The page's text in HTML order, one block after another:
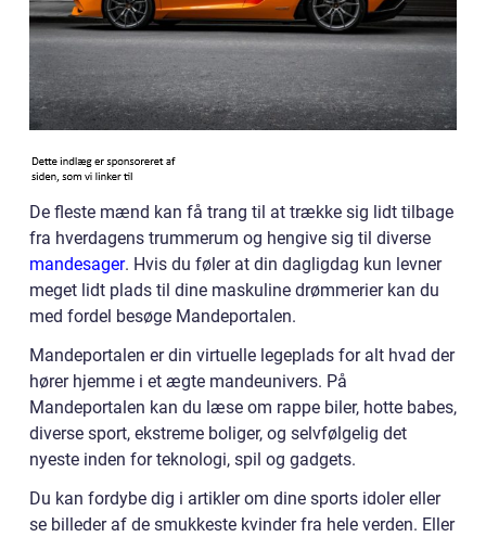
De fleste mænd kan få trang til at trække sig lidt tilbage
fra hverdagens trummerum og hengive sig til diverse
mandesager. Hvis du føler at din dagligdag kun levner
meget lidt plads til dine maskuline drømmerier kan du
med fordel besøge Mandeportalen.
Mandeportalen er din virtuelle legeplads for alt hvad der
hører hjemme i et ægte mandeunivers. På
Mandeportalen kan du læse om rappe biler, hotte babes,
diverse sport, ekstreme boliger, og selvfølgelig det
nyeste inden for teknologi, spil og gadgets.
Du kan fordybe dig i artikler om dine sports idoler eller
se billeder af de smukkeste kvinder fra hele verden. Eller